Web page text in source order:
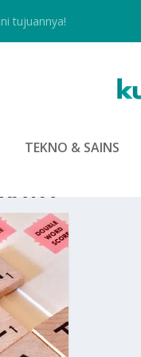
tujuannya!
TEKNO & SAINS